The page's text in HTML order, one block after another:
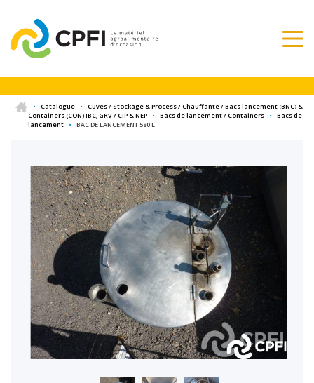
• Catalogue •
Cuves / Stockage & Process / Chauffante / Bacs lancement (BNC) &
Containers (CON) IBC, GRV / CIP & NEP
• Bacs de lancement / Containers •
Bacs de
lancement
• BAC DE LANCEMENT 580 L